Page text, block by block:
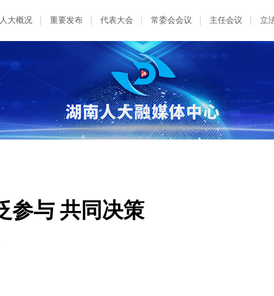
人大概况 重要发布 代表大会 常委会会议 主任会议 立
参与 共同决策